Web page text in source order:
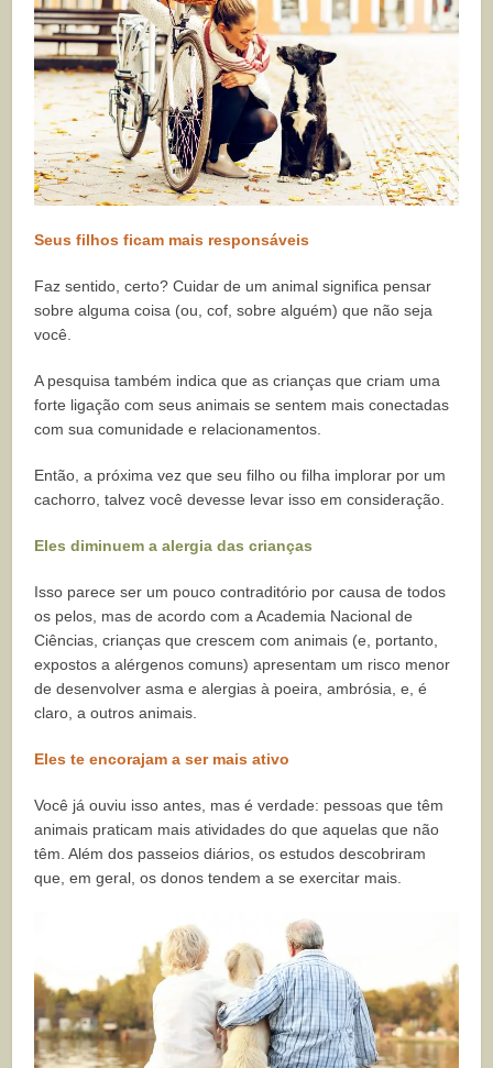
Seus filhos ficam mais responsáveis
Faz sentido, certo? Cuidar de um animal significa pensar
sobre alguma coisa (ou, cof, sobre alguém) que não seja
você.
A pesquisa também indica que as crianças que criam uma
forte ligação com seus animais se sentem mais conectadas
com sua comunidade e relacionamentos.
Então, a próxima vez que seu filho ou filha implorar por um
cachorro, talvez você devesse levar isso em consideração.
Eles diminuem a alergia das crianças
Isso parece ser um pouco contraditório por causa de todos
os pelos, mas de acordo com aAcademia Nacional de
Ciências , crianças que crescem com animais (e, portanto,
expostos a alérgenos comuns) apresentam um risco menor
de desenvolver asma e alergias à poeira, ambrósia, e, é
claro, a outros animais.
Eles te encorajam a ser mais ativo
Você já ouviu isso antes, mas é verdade: pessoas que têm
animais praticam mais atividades do que aquelas que não
têm. Além dos passeios diários, osestudos descobriram
que, em geral, os donos tendem a se exercitar mais.